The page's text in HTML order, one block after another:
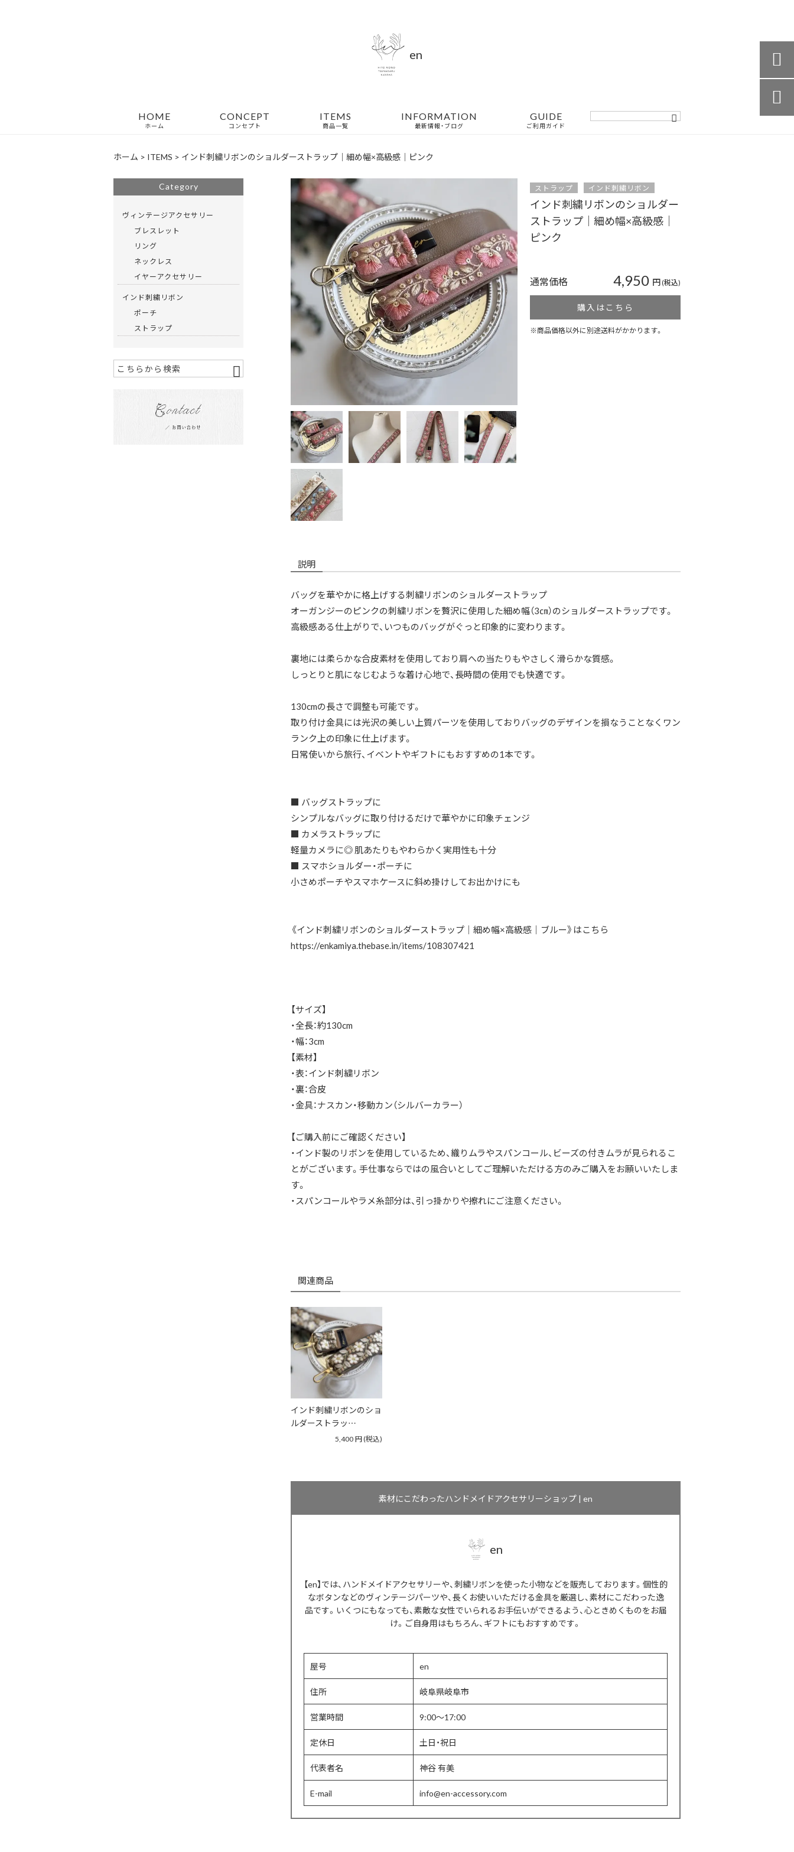
en
HOME
ホーム
CONCEPT
コンセプト
ITEMS
商品一覧
INFORMATION
最新情報・ブログ
GUIDE
ご利用ガイド
ホーム > ITEMS > インド刺繍リボンのショルダーストラップ｜細め幅×高級感｜ピンク
ストラップ インド刺繍リボン
インド刺繍リボンのショルダー
ストラップ｜細め幅×高級感｜
ピンク
通常価格 4,950 円(税込)
購入はこちら
※商品価格以外に別途送料がかかります。
説明
バッグを華やかに格上げする刺繍リボンのショルダーストラップ
オーガンジーのピンクの刺繍リボンを贅沢に使用した細め幅（3㎝）のショルダーストラップです。
高級感ある仕上がりで、いつものバッグがぐっと印象的に変わります。
裏地には柔らかな合皮素材を使用しており肩への当たりもやさしく滑らかな質感。
しっとりと肌になじむような着け心地で、長時間の使用でも快適です。
130cmの長さで調整も可能です。
取り付け金具には光沢の美しい上質パーツを使用しておりバッグのデザインを損なうことなくワン
ランク上の印象に仕上げます。
日常使いから旅行、イベントやギフトにもおすすめの1本です。
■ バッグストラップに
シンプルなバッグに取り付けるだけで華やかに印象チェンジ
■ カメラストラップに
軽量カメラに◎ 肌あたりもやわらかく実用性も十分
■ スマホショルダー・ポーチに
小さめポーチやスマホケースに斜め掛けしてお出かけにも
《インド刺繍リボンのショルダーストラップ｜細め幅×高級感｜ブルー》はこちら
https://enkamiya.thebase.in/items/108307421
【サイズ】
・全長：約130cm
・幅：3cm
【素材】
・表：インド刺繍リボン
・裏：合皮
・金具：ナスカン・移動カン（シルバーカラー）
【ご購入前にご確認ください】
・インド製のリボンを使用しているため、織りムラやスパンコール、ビーズの付きムラが見られるこ
とがございます。手仕事ならではの風合いとしてご理解いただける方のみご購入をお願いいたしま
す。
・スパンコールやラメ糸部分は、引っ掛かりや擦れにご注意ください。
関連商品
インド刺繍リボンのショ
ルダーストラッ…
5,400円(税込)
素材にこだわったハンドメイドアクセサリーショップ | en
en
【en】では、ハンドメイドアクセサリーや、刺繍リボンを使った小物などを販売しております。個性的
なボタンなどのヴィンテージパーツや、長くお使いいただける金具を厳選し、素材にこだわった逸
品です。いくつにもなっても、素敵な女性でいられるお手伝いができるよう、心ときめくものをお届
け。ご自身用はもちろん、ギフトにもおすすめです。
屋号 en
住所 岐阜県岐阜市
営業時間 9:00～17:00
定休日 土日・祝日
代表者名 神谷 有美
E-mail info@en-accessory.com
Category
ヴィンテージアクセサリー
ブレスレット
リング
ネックレス
イヤーアクセサリー
インド刺繍リボン
ポーチ
ストラップ

